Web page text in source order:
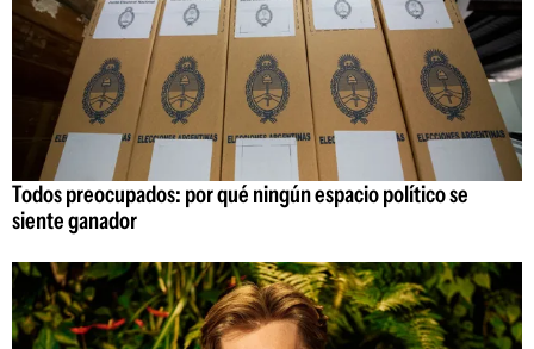
Todos preocupados: por qué ningún espacio político se
siente ganador